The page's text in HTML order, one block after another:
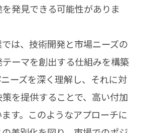
発見できる可能性がありま
は、技術開発と市場ニーズの
ーマを創出する仕組みを構築
ーズを深く理解し、それに対
を提供することで、高い付加
す。このようなアプローチに